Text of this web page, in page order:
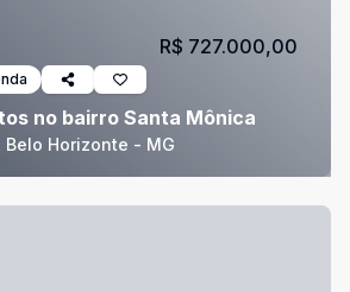
no bairro Santa Mônica
Horizonte - MG
R$ 727.000,00